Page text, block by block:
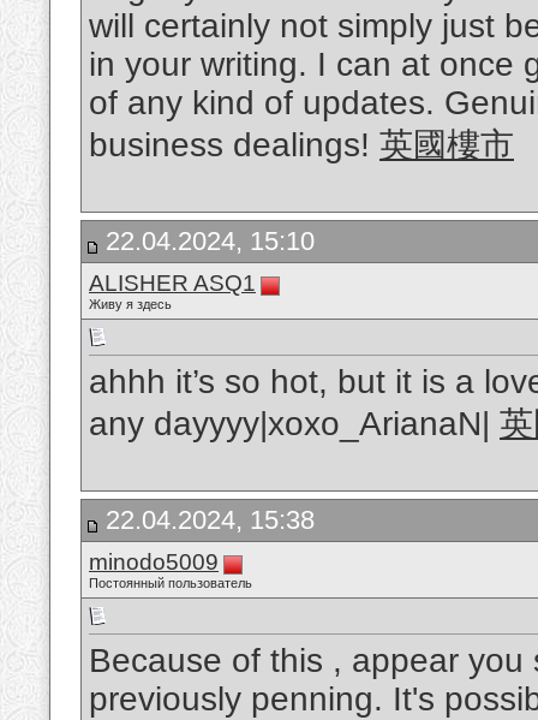
will certainly not simply just
in your writing. I can at once
of any kind of updates.
business dealings! 英國樓市
22.04.2024, 15:10
ALISHER ASQ1
Живу я здесь
ahhh it’s so hot, but it is a
any dayyyy|xoxo_ArianaN|
22.04.2024, 15:38
minodo5009
Постоянный пользователь
Because of this , appear
previously penning. It's